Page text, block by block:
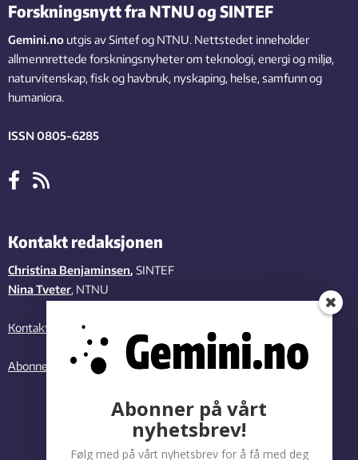
Forskningsnytt fra NTNU og SINTEF
Gemini.no utgis av Sintef og NTNU. Nettstedet inneholder
allmennrettede forskningsnyheter om teknologi, energi og miljø,
naturvitenskap, fisk og havbruk, nyskaping, helse, samfunn og
humaniora.
ISSN 0805-6285
Kontakt redaksjonen
Christina Benjaminsen, SINTEF
Nina Tveter, NTNU
Kontakt oss
Abonner på vårt nyhetsbrev
Abonner på vårt
nyhetsbrev!
Følg med på vårt nyhetsbrev for å få med deg